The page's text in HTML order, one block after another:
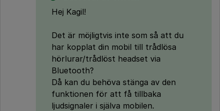
Hej Kagil!
Det är möjligtvis inte som så att du
har kopplat din mobil till trådlösa
hörlurar/trådlöst headset via
Bluetooth?
Då kan du behöva stänga av den
funktionen för att få tillbaka
ljudsignaler i själva mobilen.